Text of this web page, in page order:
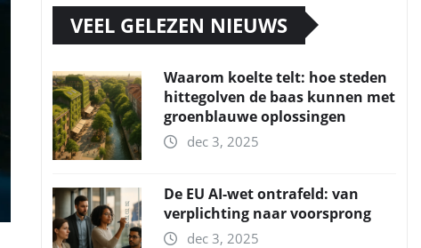
VEEL GELEZEN NIEUWS
Waarom koelte telt: hoe steden
hittegolven de baas kunnen met
groenblauwe oplossingen
dec 3, 2025
De EU AI-wet ontrafeld: van
verplichting naar voorsprong
dec 3, 2025